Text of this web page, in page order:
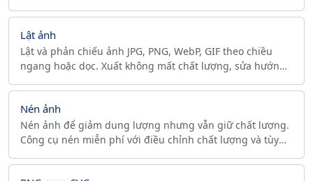
Lật ảnh
Lật và phản chiếu ảnh JPG, PNG, WebP, GIF theo chiều
ngang hoặc dọc. Xuất không mất chất lượng, sửa hướng
Nén ảnh
Nén ảnh để giảm dung lượng nhưng vẫn giữ chất lượng.
Công cụ nén miễn phí với điều chỉnh chất lượng và tùy